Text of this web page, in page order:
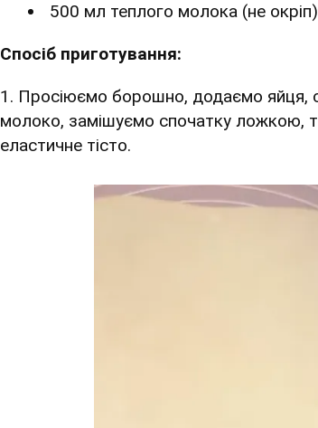
500 мл теплого молока (не окріп)
Спосіб приготування:
1. Просіюємо борошно, додаємо яйця,
молоко, замішуємо спочатку ложкою,
еластичне тісто.